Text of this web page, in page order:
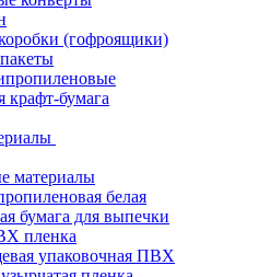
(гофроящики)
крафт-бумага
материалы
белая
бумага для выпечки
пленка
упаковочная ПВХ